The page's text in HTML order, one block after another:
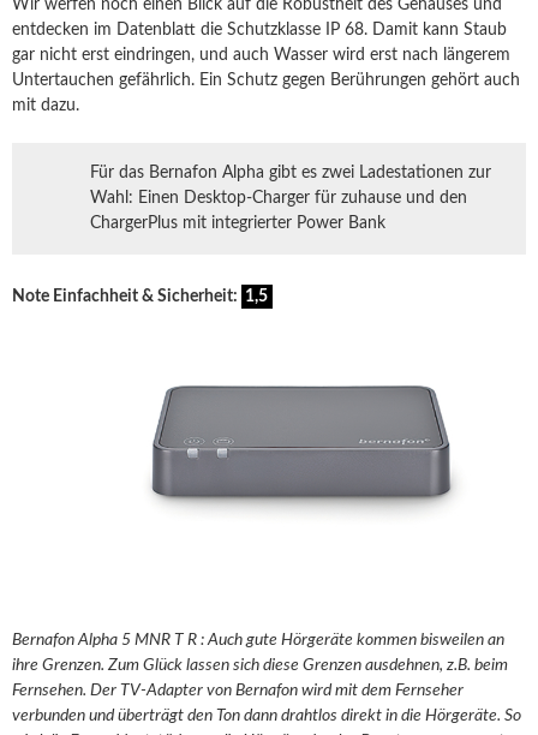
Wir werfen noch einen Blick auf die Robustheit des Gehäuses und
entdecken im Datenblatt die Schutzklasse IP 68. Damit kann Staub
gar nicht erst eindringen, und auch Wasser wird erst nach längerem
Untertauchen gefährlich. Ein Schutz gegen Berührungen gehört auch
mit dazu.
Für das Bernafon Alpha gibt es zwei Ladestationen zur
Wahl: Einen Desktop-Charger für zuhause und den
ChargerPlus mit integrierter Power Bank
Note Einfachheit & Sicherheit: 1,5
Bernafon Alpha 5 MNR T R : Auch gute Hörgeräte kommen bisweilen an
ihre Grenzen. Zum Glück lassen sich diese Grenzen ausdehnen, z.B. beim
Fernsehen. Der TV-Adapter von Bernafon wird mit dem Fernseher
verbunden und überträgt den Ton dann drahtlos direkt in die Hörgeräte. So